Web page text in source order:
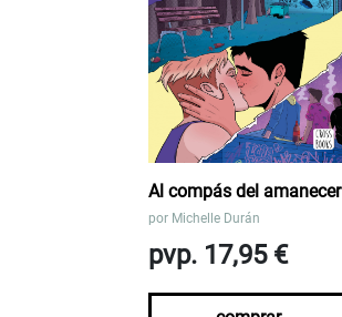
Al compás del amanecer
por Michelle Durán
pvp. 17,95 €